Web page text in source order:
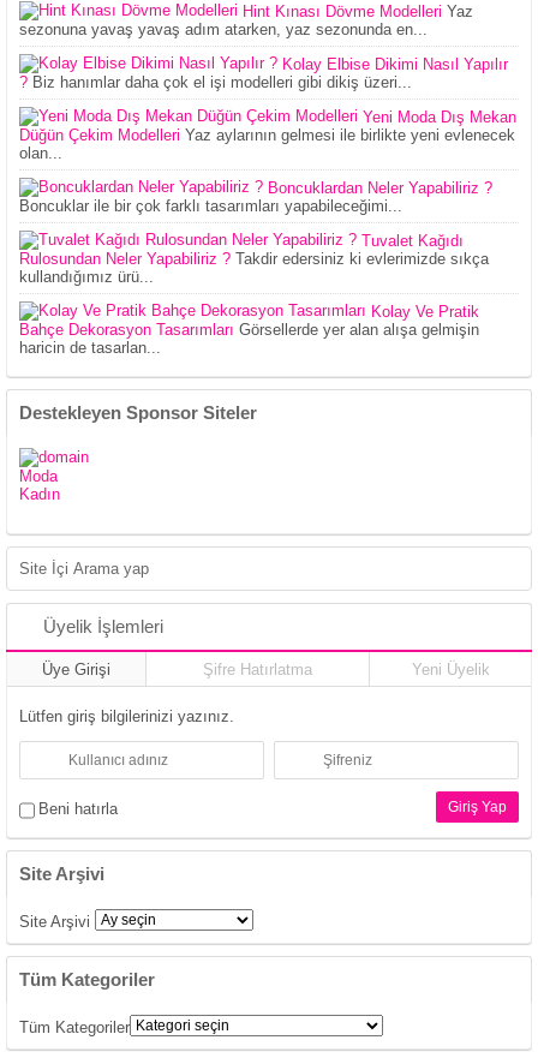
Hint Kınası Dövme Modelleri Yaz
sezonuna yavaş yavaş adım atarken, yaz sezonunda en...
Kolay Elbise Dikimi Nasıl Yapılır
? Biz hanımlar daha çok el işi modelleri gibi dikiş üzeri...
Yeni Moda Dış Mekan
Düğün Çekim Modelleri Yaz aylarının gelmesi ile birlikte yeni evlenecek
olan...
Boncuklardan Neler Yapabiliriz ?
Boncuklar ile bir çok farklı tasarımları yapabileceğimi...
Tuvalet Kağıdı
Rulosundan Neler Yapabiliriz ? Takdir edersiniz ki evlerimizde sıkça
kullandığımız ürü...
Kolay Ve Pratik
Bahçe Dekorasyon Tasarımları Görsellerde yer alan alışa gelmişin
haricin de tasarlan...
Destekleyen Sponsor Siteler
Moda
Kadın
Üyelik İşlemleri
Üye Girişi Şifre Hatırlatma Yeni Üyelik
Lütfen giriş bilgilerinizi yazınız.
Beni hatırla
Site Arşivi
Site Arşivi
Tüm Kategoriler
Tüm Kategoriler